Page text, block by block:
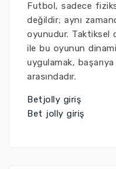
Futbol, sadece
değildir; aynı
oyunudur. Taktiksel
ile bu oyunun
uygulamak,
arasındadır.
Betjolly giriş
Bet jolly giriş